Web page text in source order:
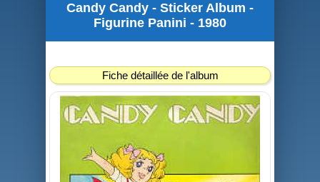
Candy Candy - Sticker Album -
Figurine Panini - 1980
Fiche détaillée de l'album